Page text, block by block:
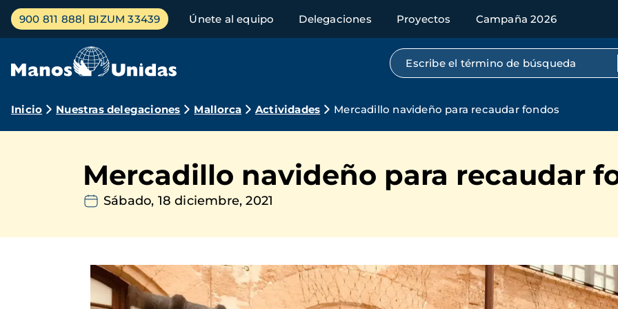
Pasar
contenido
Menú
principal
900 811 888 BIZUM 33439 Únete al equipo Delegaciones Proyectos Campaña 2026
Búsqueda por texto completo
Ruta
navegación
Inicio Nuestras delegaciones Mallorca Actividades Mercadillo navideño para recaudar fondos
Mercadillo navideño para recaudar
Sábado, 18 diciembre, 2021